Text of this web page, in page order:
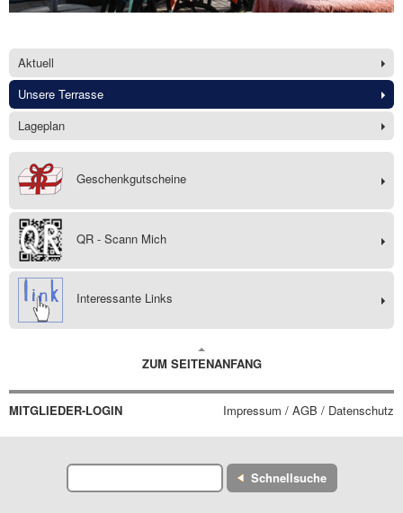
Aktuell
Unsere Terrasse
Lageplan
Geschenkgutscheine
QR - Scann Mich
Interessante Links
ZUM SEITENANFANG
MITGLIEDER-LOGIN Impressum / AGB / Datenschutz
Schnellsuche